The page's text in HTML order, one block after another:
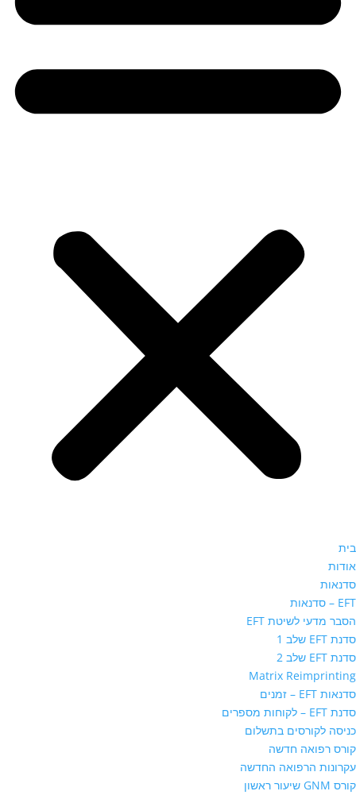
בית
אודות
סדנאות
EFT – סדנאות
הסבר מדעי לשיטת EFT
סדנת EFT שלב 1
סדנת EFT שלב 2
Matrix Reimprinting
סדנאות EFT – זמנים
סדנת EFT – לקוחות מספרים
כניסה לקורסים בתשלום
קורס רפואה חדשה
עקרונות הרפואה החדשה
קורס GNM שיעור ראשון